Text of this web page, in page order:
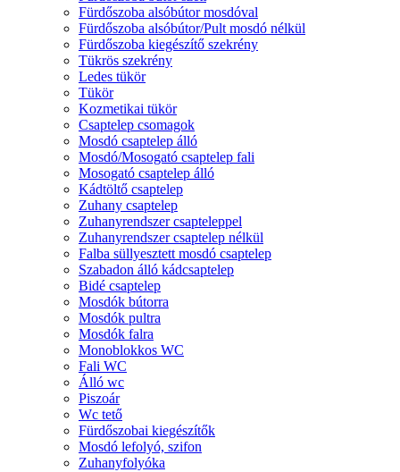
Fürdőszoba alsóbútor mosdóval
Fürdőszoba alsóbútor/Pult mosdó nélkül
Fürdőszoba kiegészítő szekrény
Tükrös szekrény
Ledes tükör
Tükör
Kozmetikai tükör
Csaptelep csomagok
Mosdó csaptelep álló
Mosdó/Mosogató csaptelep fali
Mosogató csaptelep álló
Kádtöltő csaptelep
Zuhany csaptelep
Zuhanyrendszer csapteleppel
Zuhanyrendszer csaptelep nélkül
Falba süllyesztett mosdó csaptelep
Szabadon álló kádcsaptelep
Bidé csaptelep
Mosdók bútorra
Mosdók pultra
Mosdók falra
Monoblokkos WC
Fali WC
Álló wc
Piszoár
Wc tető
Fürdőszobai kiegészítők
Mosdó lefolyó, szifon
Zuhanyfolyóka